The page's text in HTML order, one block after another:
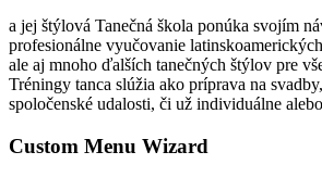
a jej štýlová Tanečná škola ponúka svojím
profesionálne vyučovanie
ale aj mnoho ďalších tanečných štýlov pre
Tréningy tanca slúžia ako príprava na
spoločenské udalosti, či už individuálne
Custom Menu Wizard